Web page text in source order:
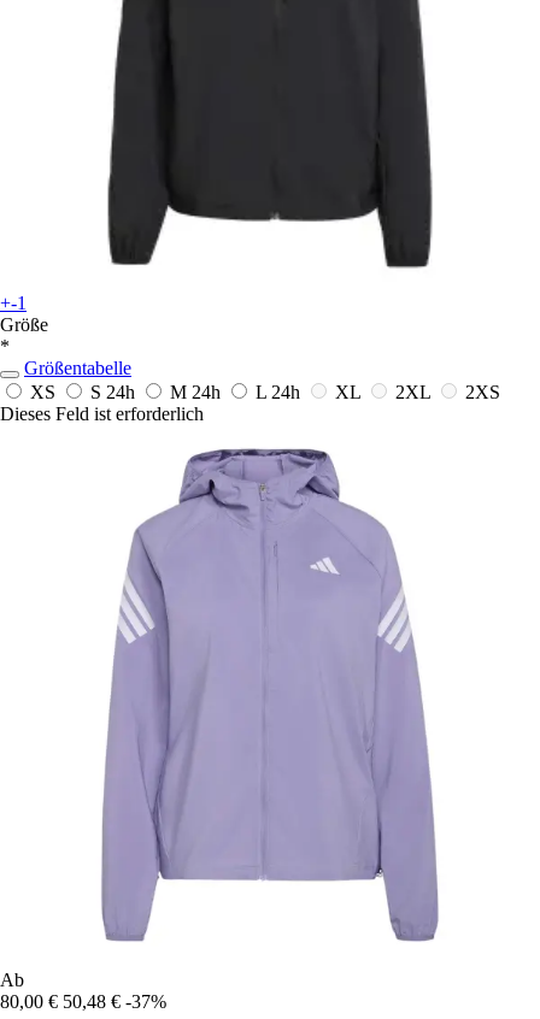
+-1
Größe
*
Größentabelle
XS
S 24h M 24h L 24h XL 2XL
2XS
Dieses Feld ist erforderlich
Ab
80,00 € 50,48 € -37%